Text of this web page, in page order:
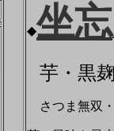
◆坐忘
芋・黒
さつま無双